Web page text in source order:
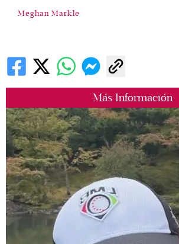
Más Información
Meghan Markle